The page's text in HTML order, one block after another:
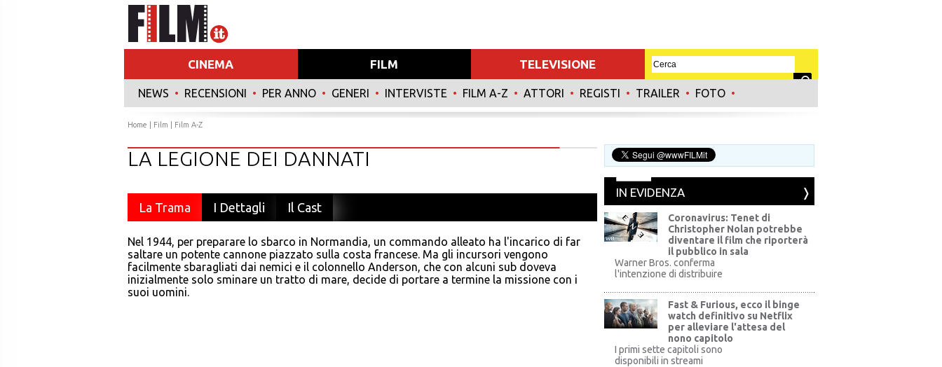
CINEMA FILM TELEVISIONE
NEWS • RECENSIONI • PER ANNO • GENERI • INTERVISTE • FILM A-Z • ATTORI • REGISTI • TRAILER • FOTO •
Home Film Film A-Z
LA LEGIONE DEI DANNATI
La Trama I Dettagli Il Cast
Nel 1944, per preparare lo sbarco in Normandia, un commando alleato ha l'incarico di far
saltare un potente cannone piazzato sulla costa francese. Ma gli incursori vengono
facilmente sbaragliati dai nemici e il colonnello Anderson, che con alcuni sub doveva
inizialmente solo sminare un tratto di mare, decide di portare a termine la missione con i
suoi uomini.
IN EVIDENZA
WB
Coronavirus: Tenet di
Christopher Nolan potrebbe
diventare il film che riporterà
il pubblico in sala
Warner Bros. conferma
l'intenzione di distribuire
Fast & Furious, ecco il binge
watch definitivo su Netflix
per alleviare l'attesa del
nono capitolo
I primi sette capitoli sono
disponibili in streami